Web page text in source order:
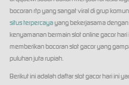
bocoran rtp yang sangat viral di grup
situs terpercayayang bekerjasama
kenyamanan bermain slot online gacor hari
memberikan bocoran slot gacor yang
puluhan juta rupiah.
Berikut ini adalah daftar slot gacor hari ini